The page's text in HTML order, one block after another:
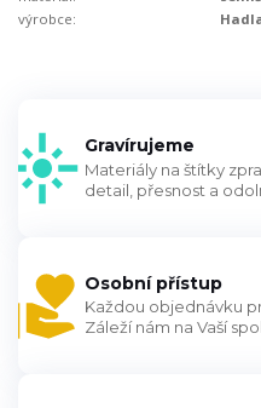
výrobce:
Gravírujeme
Materiály na štítky
detail, přesnost a
Osobní přístup
Každou objednávku
Záleží nám na Vaší